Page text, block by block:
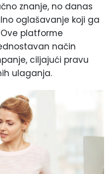
znanje, no danas
oglašavanje koji ga
platforme
način
ciljajući pravu
ulaganja.